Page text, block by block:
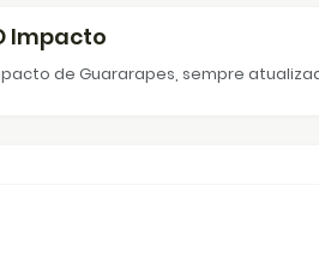
Impacto
de Guararapes, sempre